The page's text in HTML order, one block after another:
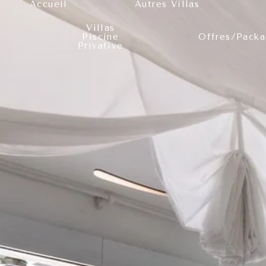
Accueil
Villas
Piscine
Privative
Autres Villas
Offres/